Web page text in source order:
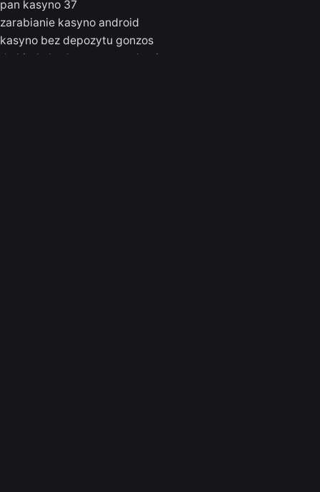
pan kasyno 37
zarabianie kasyno android
kasyno bez depozytu gonzos
do kiedy beda automaty do gier